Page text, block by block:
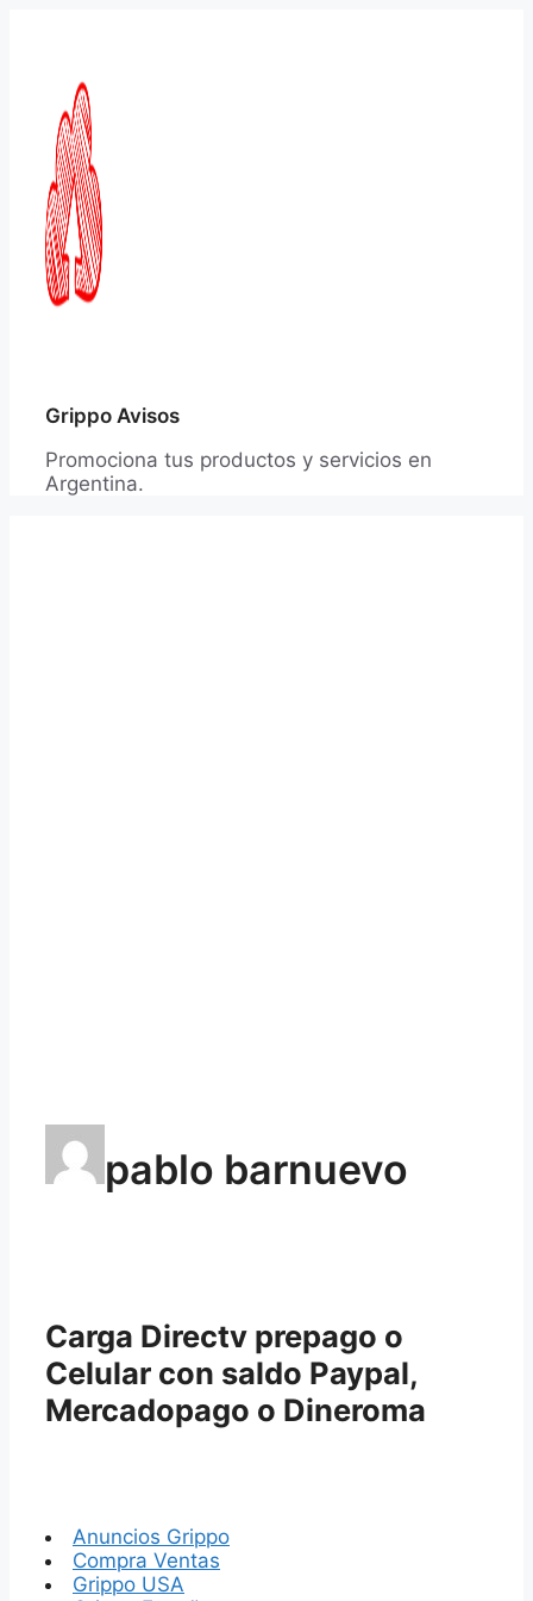
Grippo Avisos
Promociona tus productos y servicios en
Argentina.
pablo barnuevo
Carga Directv prepago o
Celular con saldo Paypal,
Mercadopago o Dineroma
Anuncios Grippo
Compra Ventas
Grippo USA